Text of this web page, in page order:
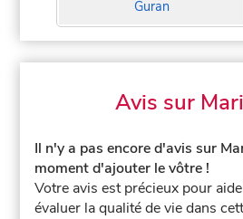
Guran
Avis sur
Il n'y a pas encore d'avis sur
moment d'ajouter le vôtre !
Votre avis est précieux pour
évaluer la qualité de vie dans